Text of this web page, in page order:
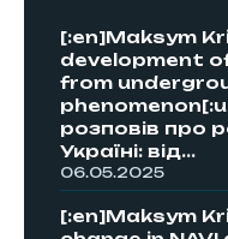
[:en]Maksym
development
from
розповів про
Україні: від...
06.05.2025
[:en]Maksym